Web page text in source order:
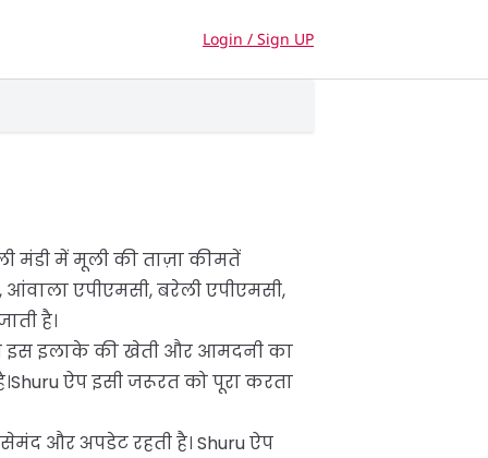
Login / Sign UP
मंडी में मूली की ताज़ा कीमतें
एपीएमसी, बरेली एपीएमसी,
है।
इस इलाके की खेती और आमदनी का
ऐप इसी जरूरत को पूरा करता
और अपडेट रहती है। Shuru ऐप